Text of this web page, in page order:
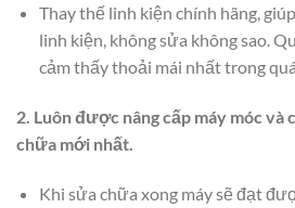
Thay thế linh kiện chính hãng,
linh kiện, không sửa không sao.
cảm thấy thoải mái nhất trong
2. Luôn được nâng cấp máy móc và
chữa mới nhất.
Khi sửa chữa xong máy sẽ đạt